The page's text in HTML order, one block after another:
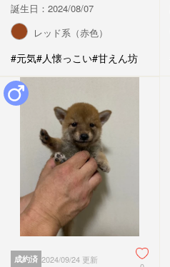
誕生日：2024/08/07
レッド系（赤色）
#元気#人懐っこい#甘えん坊
成約済 2024/09/24 更新